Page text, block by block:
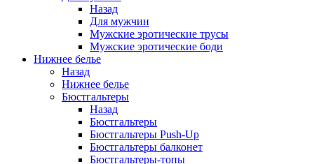
Назад
Для мужчин
Мужские эротические трусы
Мужские эротические боди
Нижнее белье
Назад
Нижнее белье
Бюстгальтеры
Назад
Бюстгальтеры
Бюстгальтеры Push-Up
Бюстгальтеры балконет
Бюстгальтеры-топы